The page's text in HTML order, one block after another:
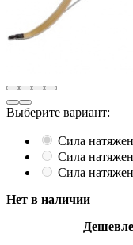
Выберите вариант:
Сила
Сила
Сила
Нет в наличии